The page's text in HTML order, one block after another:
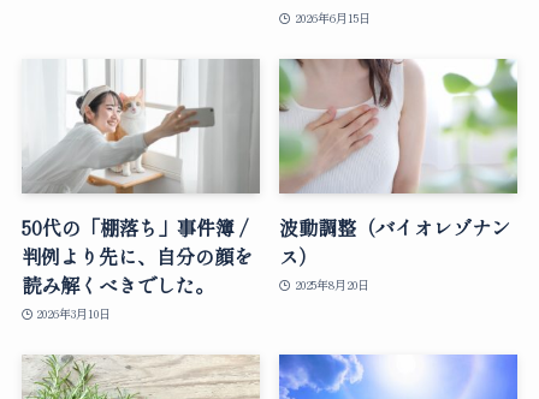
2026年6月15日
50代の「棚落ち」事件簿 /
判例より先に、自分の顔を
読み解くべきでした。
2026年3月10日
波動調整（バイオレゾナン
ス）
2025年8月20日